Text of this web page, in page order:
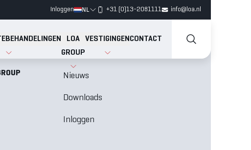
Inloggen NL +31 (0)13-2081111 info@loa.nl
LOA
GROUP
VESTIGINGEN CONTACT
Vacatures
Nieuws
Downloads
Inloggen